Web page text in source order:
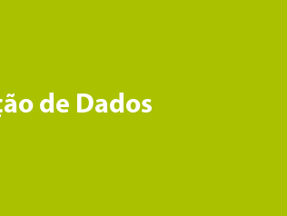
de Dados